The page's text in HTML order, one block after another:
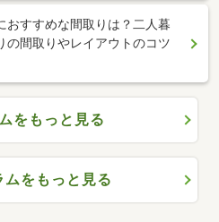
おすすめな間取りは？二人暮
の間取りやレイアウトのコツ
をもっと見る
をもっと見る